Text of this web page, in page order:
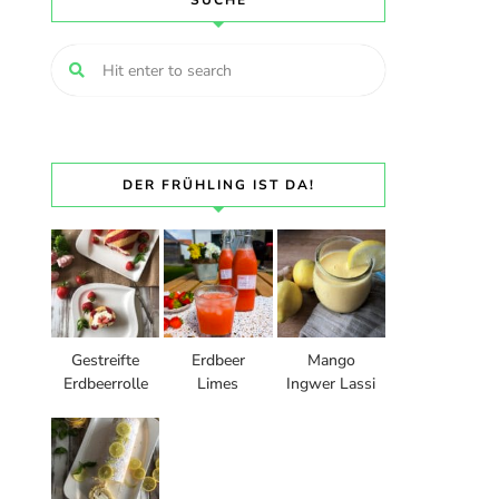
DER FRÜHLING IST DA!
Gestreifte
Erdbeerrolle
Erdbeer
Limes
Mango
Ingwer Lassi